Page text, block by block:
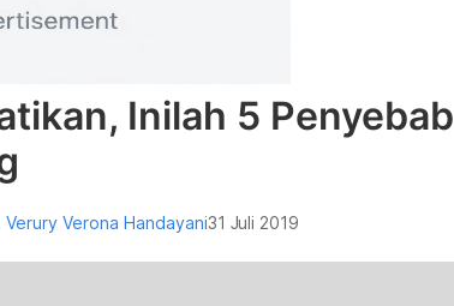
Inilah 5 Penyebab
Verury Verona Handayani31 Juli 2019